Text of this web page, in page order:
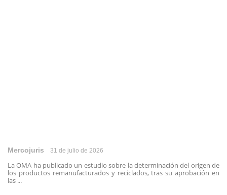
Mercojuris 31 de julio de 2026
La OMA ha publicado un estudio sobre la determinación del origen de
los productos remanufacturados y reciclados, tras su aprobación en
las ...